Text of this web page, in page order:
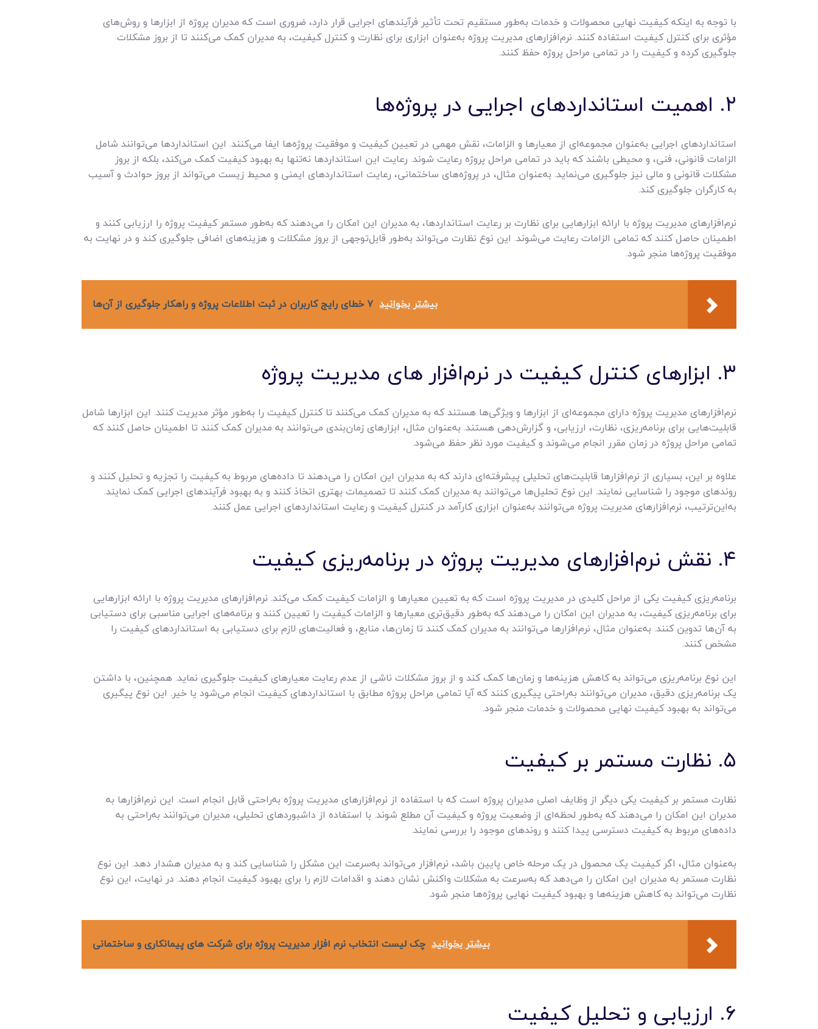
با توجه به اینکه کیفیت نهایی محصولات و خدمات به‌طور مستقیم تحت تأثیر فرآیندهای اجرایی قرار دارد، ضروری است که مدیران پروژه از ابزارها و روش‌های
مؤثری برای کنترل کیفیت استفاده کنند. نرم‌افزارهای مدیریت پروژه به‌عنوان ابزاری برای نظارت و کنترل کیفیت، به مدیران کمک می‌کنند تا از بروز مشکلات
جلوگیری کرده و کیفیت را در تمامی مراحل پروژه حفظ کنند.
۲. اهمیت استانداردهای اجرایی در پروژه‌ها
استانداردهای اجرایی به‌عنوان مجموعه‌ای از معیارها و الزامات، نقش مهمی در تعیین کیفیت و موفقیت پروژه‌ها ایفا می‌کنند. این استانداردها می‌توانند شامل
الزامات قانونی، فنی، و محیطی باشند که باید در تمامی مراحل پروژه رعایت شوند. رعایت این استانداردها نه‌تنها به بهبود کیفیت کمک می‌کند، بلکه از بروز
مشکلات قانونی و مالی نیز جلوگیری می‌نماید. به‌عنوان مثال، در پروژه‌های ساختمانی، رعایت استانداردهای ایمنی و محیط زیست می‌تواند از بروز حوادث و آسیب
به کارگران جلوگیری کند.
نرم‌افزارهای مدیریت پروژه با ارائه ابزارهایی برای نظارت بر رعایت استانداردها، به مدیران این امکان را می‌دهند که به‌طور مستمر کیفیت پروژه را ارزیابی کنند و
اطمینان حاصل کنند که تمامی الزامات رعایت می‌شوند. این نوع نظارت می‌تواند به‌طور قابل‌توجهی از بروز مشکلات و هزینه‌های اضافی جلوگیری کند و در نهایت به
موفقیت پروژه‌ها منجر شود.
بیشتر بخوانید ۷ خطای رایج کاربران در ثبت اطلاعات پروژه و راهکار جلوگیری از آن‌ها
۳. ابزارهای کنترل کیفیت در نرم‌افزار های مدیریت پروژه
نرم‌افزارهای مدیریت پروژه دارای مجموعه‌ای از ابزارها و ویژگی‌ها هستند که به مدیران کمک می‌کنند تا کنترل کیفیت را به‌طور مؤثر مدیریت کنند. این ابزارها شامل
قابلیت‌هایی برای برنامه‌ریزی، نظارت، ارزیابی، و گزارش‌دهی هستند. به‌عنوان مثال، ابزارهای زمان‌بندی می‌توانند به مدیران کمک کنند تا اطمینان حاصل کنند که
تمامی مراحل پروژه در زمان مقرر انجام می‌شوند و کیفیت مورد نظر حفظ می‌شود.
علاوه بر این، بسیاری از نرم‌افزارها قابلیت‌های تحلیلی پیشرفته‌ای دارند که به مدیران این امکان را می‌دهند تا داده‌های مربوط به کیفیت را تجزیه و تحلیل کنند و
روندهای موجود را شناسایی نمایند. این نوع تحلیل‌ها می‌توانند به مدیران کمک کنند تا تصمیمات بهتری اتخاذ کنند و به بهبود فرآیندهای اجرایی کمک نمایند.
به‌این‌ترتیب، نرم‌افزارهای مدیریت پروژه می‌توانند به‌عنوان ابزاری کارآمد در کنترل کیفیت و رعایت استانداردهای اجرایی عمل کنند.
۴. نقش نرم‌افزارهای مدیریت پروژه در برنامه‌ریزی کیفیت
برنامه‌ریزی کیفیت یکی از مراحل کلیدی در مدیریت پروژه است که به تعیین معیارها و الزامات کیفیت کمک می‌کند. نرم‌افزارهای مدیریت پروژه با ارائه ابزارهایی
برای برنامه‌ریزی کیفیت، به مدیران این امکان را می‌دهند که به‌طور دقیق‌تری معیارها و الزامات کیفیت را تعیین کنند و برنامه‌های اجرایی مناسبی برای دستیابی
به آن‌ها تدوین کنند. به‌عنوان مثال، نرم‌افزارها می‌توانند به مدیران کمک کنند تا زمان‌ها، منابع، و فعالیت‌های لازم برای دستیابی به استانداردهای کیفیت را
مشخص کنند.
این نوع برنامه‌ریزی می‌تواند به کاهش هزینه‌ها و زمان‌ها کمک کند و از بروز مشکلات ناشی از عدم رعایت معیارهای کیفیت جلوگیری نماید. همچنین، با داشتن
یک برنامه‌ریزی دقیق، مدیران می‌توانند به‌راحتی پیگیری کنند که آیا تمامی مراحل پروژه مطابق با استانداردهای کیفیت انجام می‌شود یا خیر. این نوع پیگیری
می‌تواند به بهبود کیفیت نهایی محصولات و خدمات منجر شود.
۵. نظارت مستمر بر کیفیت
نظارت مستمر بر کیفیت یکی دیگر از وظایف اصلی مدیران پروژه است که با استفاده از نرم‌افزارهای مدیریت پروژه به‌راحتی قابل انجام است. این نرم‌افزارها به
مدیران این امکان را می‌دهند که به‌طور لحظه‌ای از وضعیت پروژه و کیفیت آن مطلع شوند. با استفاده از داشبوردهای تحلیلی، مدیران می‌توانند به‌راحتی به
داده‌های مربوط به کیفیت دسترسی پیدا کنند و روندهای موجود را بررسی نمایند.
به‌عنوان مثال، اگر کیفیت یک محصول در یک مرحله خاص پایین باشد، نرم‌افزار می‌تواند به‌سرعت این مشکل را شناسایی کند و به مدیران هشدار دهد. این نوع
نظارت مستمر به مدیران این امکان را می‌دهد که به‌سرعت به مشکلات واکنش نشان دهند و اقدامات لازم را برای بهبود کیفیت انجام دهند. در نهایت، این نوع
نظارت می‌تواند به کاهش هزینه‌ها و بهبود کیفیت نهایی پروژه‌ها منجر شود.
بیشتر بخوانید چک‌ لیست انتخاب نرم‌ افزار مدیریت پروژه برای شرکت‌ های پیمانکاری و ساختمانی
۶. ارزیابی و تحلیل کیفیت